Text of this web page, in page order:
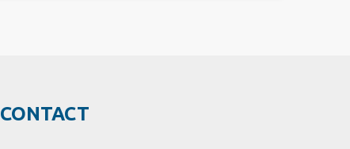
CONTACT